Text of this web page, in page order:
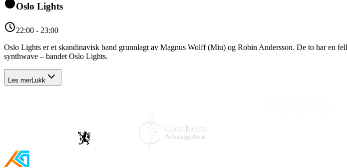
Oslo Lights
22:00 - 23:00
Oslo Lights er et skandinavisk band grunnlagt av Magnus Wolff (Miu) og Robin Andersson. De to har en
synthwave – bandet Oslo Lights.
Les merLukk